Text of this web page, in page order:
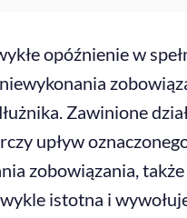
opóźnienie w
Zawinione
upływ
zobowiązania,
istotna i